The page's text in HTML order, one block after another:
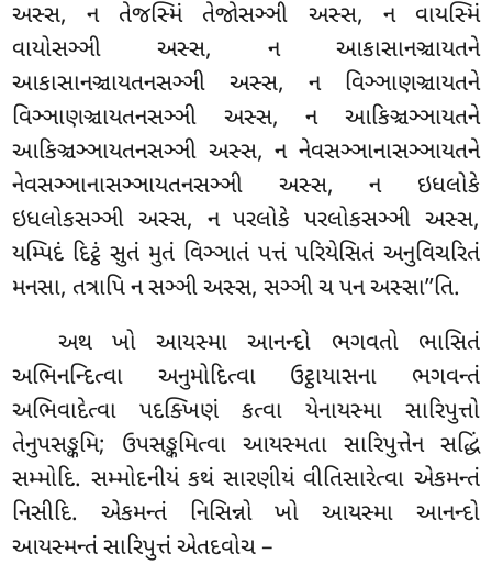
અસ્સ, ન તેજસ્મિં તેજોસઞ્ઞી અસ્સ, ન વાયસ્મિં
વાયોસઞ્ઞી અસ્સ, ન આકાસાનઞ્ચાયતને
આકાસાનઞ્ચાયતનસઞ્ઞી અસ્સ, ન વિઞ્ઞાણઞ્ચાયતને
વિઞ્ઞાણઞ્ચાયતનસઞ્ઞી અસ્સ, ન આકિઞ્ચઞ્ઞાયતને
આકિઞ્ચઞ્ઞાયતનસઞ્ઞી અસ્સ, ન નેવસઞ્ઞાનાસઞ્ઞાયતને
નેવસઞ્ઞાનાસઞ્ઞાયતનસઞ્ઞી અસ્સ, ન ઇધલોકે
ઇધલોકસઞ્ઞી અસ્સ, ન પરલોકે પરલોકસઞ્ઞી અસ્સ,
યમ્પિદં દિટ્ઠં સુતં મુતં વિઞ્ઞાતં પત્તં પરિયેસિતં અનુવિચરિતં
મનસા, તત્રાપિ ન સઞ્ઞી અસ્સ, સઞ્ઞી ચ પન અસ્સા’’તિ.
અથ ખો આયસ્મા આનન્દો ભગવતો ભાસિતં
અભિનન્દિત્વા અનુમોદિત્વા ઉટ્ઠાયાસના ભગવન્તં
અભિવાદેત્વા પદક્ખિણં કત્વા યેનાયસ્મા સારિપુત્તો
તેનુપસઙ્કમિ; ઉપસઙ્કમિત્વા આયસ્મતા સારિપુત્તેન સદ્ધિં
સમ્મોદિ. સમ્મોદનીયં કથં સારણીયં વીતિસારેત્વા એકમન્તં
નિસીદિ. એકમન્તં નિસિન્નો ખો આયસ્મા આનન્દો
આયસ્મન્તં સારિપુત્તં એતદવોચ –